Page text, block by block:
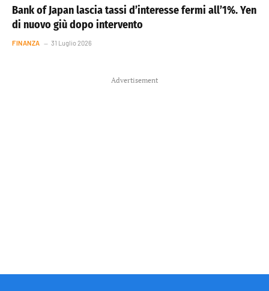
Bank of Japan lascia tassi d’interesse fermi all’1%. Yen
di nuovo giù dopo intervento
FINANZA 31 Luglio 2026
Advertisement